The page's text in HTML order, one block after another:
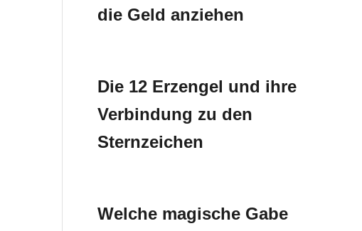
die Geld anziehen
Die 12 Erzengel und ihre
Verbindung zu den
Sternzeichen
Welche magische Gabe